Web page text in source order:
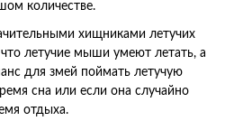
количестве.
хищниками летучих
летучие мыши умеют летать, а
для змей поймать летучую
сна или если она случайно
отдыха.